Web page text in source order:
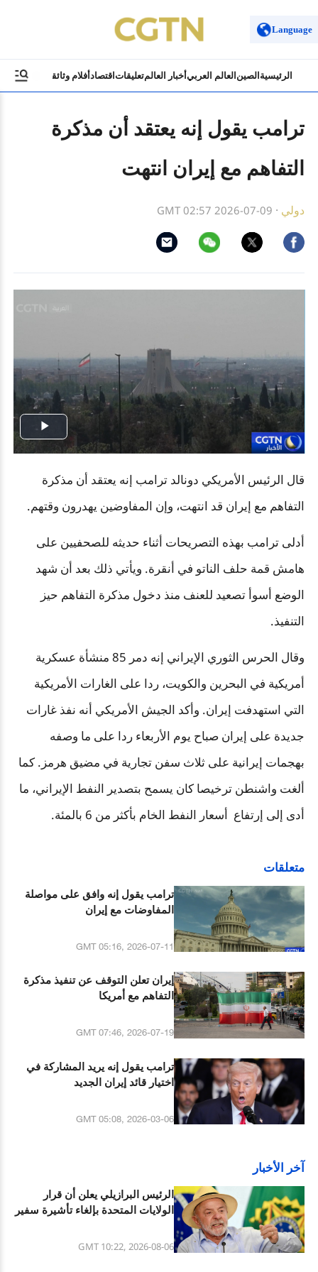
Language
الرئيسية الصين العالم العربيأخبار العالمتعليقات اقتصادأفلام وثائقية ثقافة
ترامب يقول إنه يعتقد أن مذكرة
التفاهم مع إيران انتهت
دولي ·
GMT 02:57 2026-07-09
Play
قال الرئيس الأمريكي دونالد ترامب إنه يعتقد أن مذكرة
التفاهم مع إيران قد انتهت، وإن المفاوضين يهدرون وقتهم.
أدلى ترامب بهذه التصريحات أثناء حديثه للصحفيين على
هامش قمة حلف الناتو في أنقرة. ويأتي ذلك بعد أن شهد
الوضع أسوأ تصعيد للعنف منذ دخول مذكرة التفاهم حيز
التنفيذ.
وقال الحرس الثوري الإيراني إنه دمر 85 منشأة عسكرية
أمريكية في البحرين والكويت، ردا على الغارات الأمريكية
التي استهدفت إيران. وأكد الجيش الأمريكي أنه نفذ غارات
جديدة على إيران صباح يوم الأربعاء ردا على ما وصفه
بهجمات إيرانية على ثلاث سفن تجارية في مضيق هرمز. كما
ألغت واشنطن ترخيصا كان يسمح بتصدير النفط الإيراني، ما
أدى إلى إرتفاع أسعار النفط الخام بأكثر من 6 بالمئة.
متعلقات
ترامب يقول إنه وافق على مواصلة
المفاوضات مع إيران
GMT 05:16, 2026-07-11
إيران تعلن التوقف عن تنفيذ مذكرة
التفاهم مع أمريكا
GMT 07:46, 2026-07-19
ترامب يقول إنه يريد المشاركة في
اختيار قائد إيران الجديد
GMT 05:08, 2026-03-06
آخر الأخبار
الرئيس البرازيلي يعلن أن قرار
الولايات المتحدة بإلغاء تأشيرة سفير
GMT 10:22, 2026-08-06